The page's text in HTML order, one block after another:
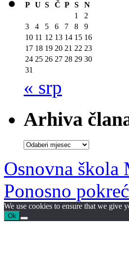
P U S Č P S
N
1
2
3
4 5 6 7 8
9
10 11 12 13 14 15 16
17 18 19 20 21 22 23
24 25 26 27 28 29 30
31
« srp
Arhiva
Arhiva
Osnovna škola
Ponosno
We use cookies to ensure that we give
Ok